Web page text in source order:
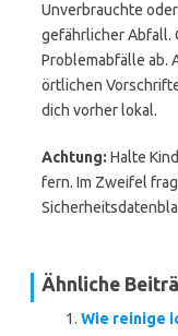
Unverbrauchte
gefährlicher Abfall.
Problemabfälle ab.
örtlichen
dich vorher lokal.
Achtung: Halte
fern. Im Zweifel
Ähnliche
Wie reinige